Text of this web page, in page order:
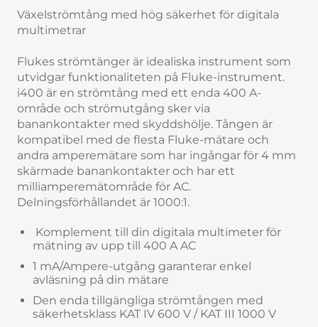
Växelströmtång med hög säkerhet för digitala
multimetrar
Flukes strömtänger är idealiska instrument som
utvidgar funktionaliteten på Fluke-instrument.
i400 är en strömtång med ett enda 400 A-
område och strömutgång sker via
banankontakter med skyddshölje. Tången är
kompatibel med de flesta Fluke-mätare och
andra amperemätare som har ingångar för 4 mm
skärmade banankontakter och har ett
milliamperemätområde för AC.
Delningsförhållandet är 1000:1.
Komplement till din digitala multimeter för
mätning av upp till 400 A AC
1 mA/Ampere-utgång garanterar enkel
avläsning på din mätare
Den enda tillgängliga strömtången med
säkerhetsklass KAT IV 600 V / KAT III 1000 V